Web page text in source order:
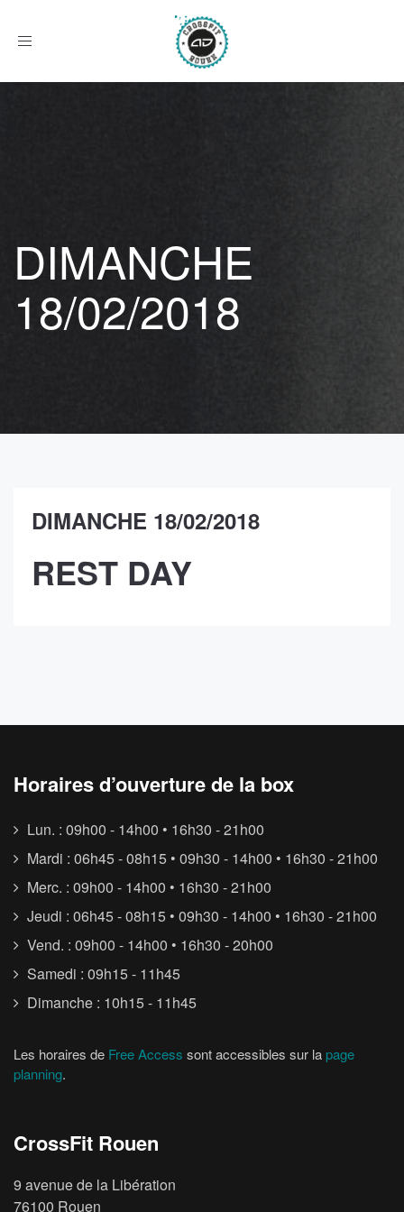
Afficher
DIMANCHE
18/02/2018
DIMANCHE 18/02/2018
REST DAY
Horaires d’ouverture de la box
Lun. : 09h00 - 14h00 • 16h30 - 21h00
Mardi : 06h45 - 08h15 • 09h30 - 14h00 • 16h30 - 21h00
Merc. : 09h00 - 14h00 • 16h30 - 21h00
Jeudi : 06h45 - 08h15 • 09h30 - 14h00 • 16h30 - 21h00
Vend. : 09h00 - 14h00 • 16h30 - 20h00
Samedi : 09h15 - 11h45
Dimanche : 10h15 - 11h45
Les horaires de Free Access sont accessibles sur la page
planning.
CrossFit Rouen
9 avenue de la Libération
76100 Rouen